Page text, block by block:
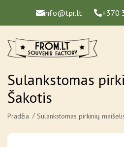
info@tpr.lt +370
Sulankstomas
Šakotis
Pradžia Sulankstomas pirkinių